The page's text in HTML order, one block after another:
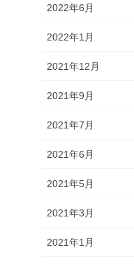
2022年6月
2022年1月
2021年12月
2021年9月
2021年7月
2021年6月
2021年5月
2021年3月
2021年1月